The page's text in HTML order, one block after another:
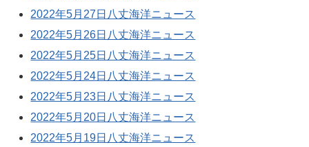
2022年5月27日八丈海洋ニュース
2022年5月26日八丈海洋ニュース
2022年5月25日八丈海洋ニュース
2022年5月24日八丈海洋ニュース
2022年5月23日八丈海洋ニュース
2022年5月20日八丈海洋ニュース
2022年5月19日八丈海洋ニュース